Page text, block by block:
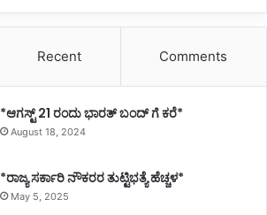
Recent Comments
*ಆಗಸ್ಟ್ 21 ರಂದು ಭಾರತ್‌ ಬಂದ್‌ ಗೆ ಕರೆ*
August 18, 2024
*ರಾಜ್ಯ ಸರ್ಕಾರಿ ನೌಕರರ ತುಟ್ಟಿಭತ್ಯೆ ಹೆಚ್ಚಳ*
May 5, 2025